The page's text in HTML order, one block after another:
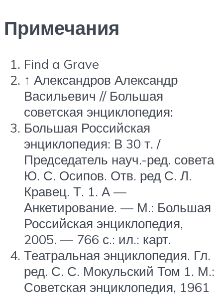
Примечания
Find a Grave
↑ Александров Александр
Васильевич // Большая
советская энциклопедия:
Большая Российская
энциклопедия: В 30 т. /
Председатель науч.-ред. совета
Ю. С. Осипов. Отв. ред С. Л.
Кравец. Т. 1. А —
Анкетирование. — М.: Большая
Российская энциклопедия,
2005. — 766 с.: ил.: карт.
Театральная энциклопедия. Гл.
ред. С. С. Мокульский Том 1. М.:
Советская энциклопедия, 1961